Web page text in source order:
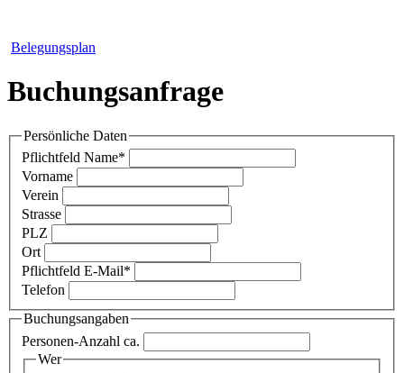
Belegungsplan
Buchungsanfrage
Persönliche Daten
Pflichtfeld Name*
Vorname
Verein
Strasse
PLZ
Ort
Pflichtfeld E-Mail*
Telefon
Buchungsangaben
Personen-Anzahl ca.
Wer